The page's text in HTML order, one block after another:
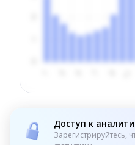
Доступ к
Зарегистрируйтесь,